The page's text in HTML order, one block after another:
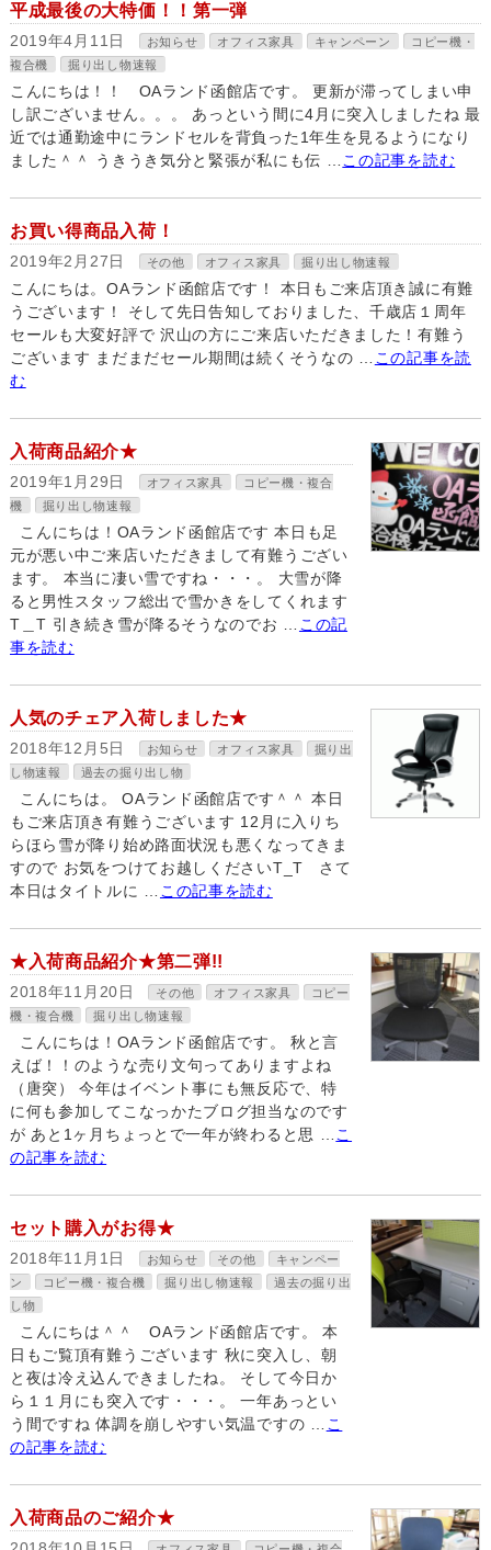
平成最後の大特価！！第一弾
2019年4月11日 お知らせ オフィス家具 キャンペーン
コピー機・
複合機
掘り出し物速報
こんにちは！！ OAランド函館店です。 更新が滞ってしまい申
し訳ございません。。。 あっという間に4月に突入しましたね 最
近では通勤途中にランドセルを背負った1年生を見るようになり
ました＾＾ うきうき気分と緊張が私にも伝 …
この記事を読む
お買い得商品入荷！
2019年2月27日 その他 オフィス家具 掘り出し物速報
こんにちは。OAランド函館店です！ 本日もご来店頂き誠に有難
うございます！ そして先日告知しておりました、千歳店１周年
セールも大変好評で 沢山の方にご来店いただきました！有難う
ございます まだまだセール期間は続くそうなの …
この記事を読
む
入荷商品紹介★
2019年1月29日 オフィス家具
コピー機・複合
機
掘り出し物速報
こんにちは！OAランド函館店です 本日も足
元が悪い中ご来店いただきまして有難うござい
ます。 本当に凄い雪ですね・・・。 大雪が降
ると男性スタッフ総出で雪かきをしてくれます
T＿T 引き続き雪が降るそうなのでお …
この記
事を読む
人気のチェア入荷しました★
2018年12月5日 お知らせ オフィス家具
掘り出
し物速報
過去の掘り出し物
こんにちは。 OAランド函館店です＾＾ 本日
もご来店頂き有難うございます 12月に入りち
らほら雪が降り始め路面状況も悪くなってきま
すので お気をつけてお越しくださいT_T さて
本日はタイトルに …
この記事を読む
★入荷商品紹介★第二弾!!
2018年11月20日 その他 オフィス家具
コピー
機・複合機
掘り出し物速報
こんにちは！OAランド函館店です。 秋と言
えば！！のような売り文句ってありますよね
（唐突） 今年はイベント事にも無反応で、特
に何も参加してこなっかたブログ担当なのです
が あと1ヶ月ちょっとで一年が終わると思 …
こ
の記事を読む
セット購入がお得★
2018年11月1日 お知らせ その他
キャンペー
ン
コピー機・複合機 掘り出し物速報
過去の掘り出
し物
こんにちは＾＾ OAランド函館店です。 本
日もご覧頂有難うございます 秋に突入し、朝
と夜は冷え込んできましたね。 そして今日か
ら１１月にも突入です・・・。 一年あっとい
う間ですね 体調を崩しやすい気温ですの …
こ
の記事を読む
入荷商品のご紹介★